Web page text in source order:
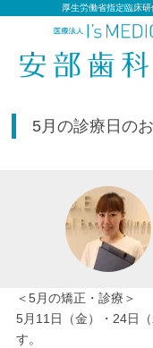
厚生労働省指定臨床
5月の診療日の
＜5月の矯正・診療＞
5月11日（金）・24日
す。